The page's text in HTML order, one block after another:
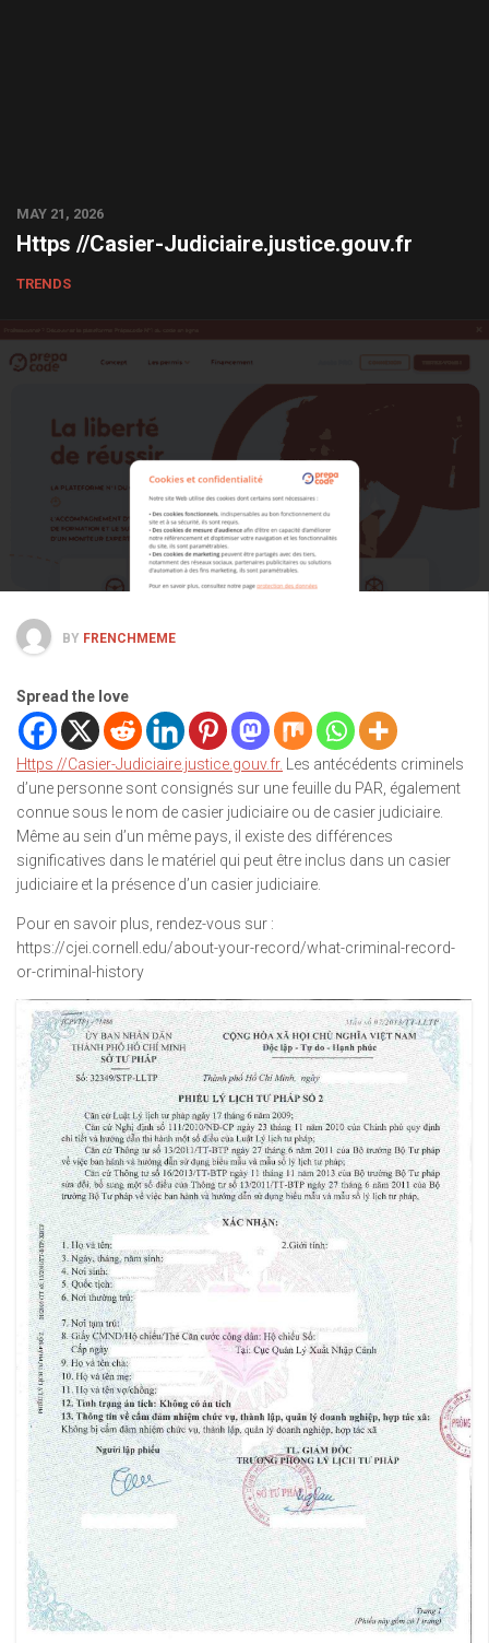
MAY 21, 2026
Https //Casier-Judiciaire.justice.gouv.fr
TRENDS
BY FRENCHMEME
Spread the love
Https //Casier-Judiciaire.justice.gouv.fr.
Les antécédents criminels
d’une personne sont consignés sur une feuille du PAR, également
connue sous le nom de casier judiciaire ou de casier judiciaire.
Même au sein d’un même pays, il existe des différences
significatives dans le matériel qui peut être inclus dans un casier
judiciaire et la présence d’un casier judiciaire.
Pour en savoir plus, rendez-vous sur :
https://cjei.cornell.edu/about-your-record/what-criminal-record-
or-criminal-history